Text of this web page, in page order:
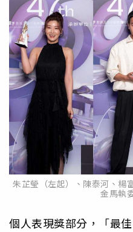
朱芷瑩（左起）、陳泰河、楊
金馬執
個人表現獎部分，「最